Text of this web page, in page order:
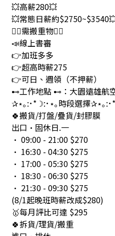
💥高薪280💥
💥常態日薪約
🙋‍♂️需搬重物🙋‍♂️
📣線上書審
👉加班多多
👉超高時薪275
👉可日、週領（不押薪）
⊷工作地點 ⊷：大園遠雄航
✰⋆｡:･*☽:･⋆｡時段選擇✰⋆｡:･
🍀搬貨/打盤/疊貨/封膠膜
出口•固休日.一
• 09:00 - 21:00 $270
• 16:30 - 04:30 $275
• 17:00 - 05:30 $275
• 18:30 - 06:30 $275
• 21:30 - 09:30 $275
(8/1起晚班時薪改成$280)
🥇每月評比可達 $295
🍀拆貨/理貨/搬重